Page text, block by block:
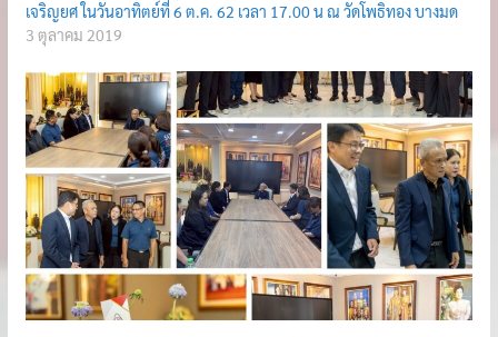
เจริญยศ ในวันอาทิตย์ที่ 6 ต.ค. 62 เวลา 17.00 น ณ วัดโพธิทอง บางมด
3 ตุลาคม 2019